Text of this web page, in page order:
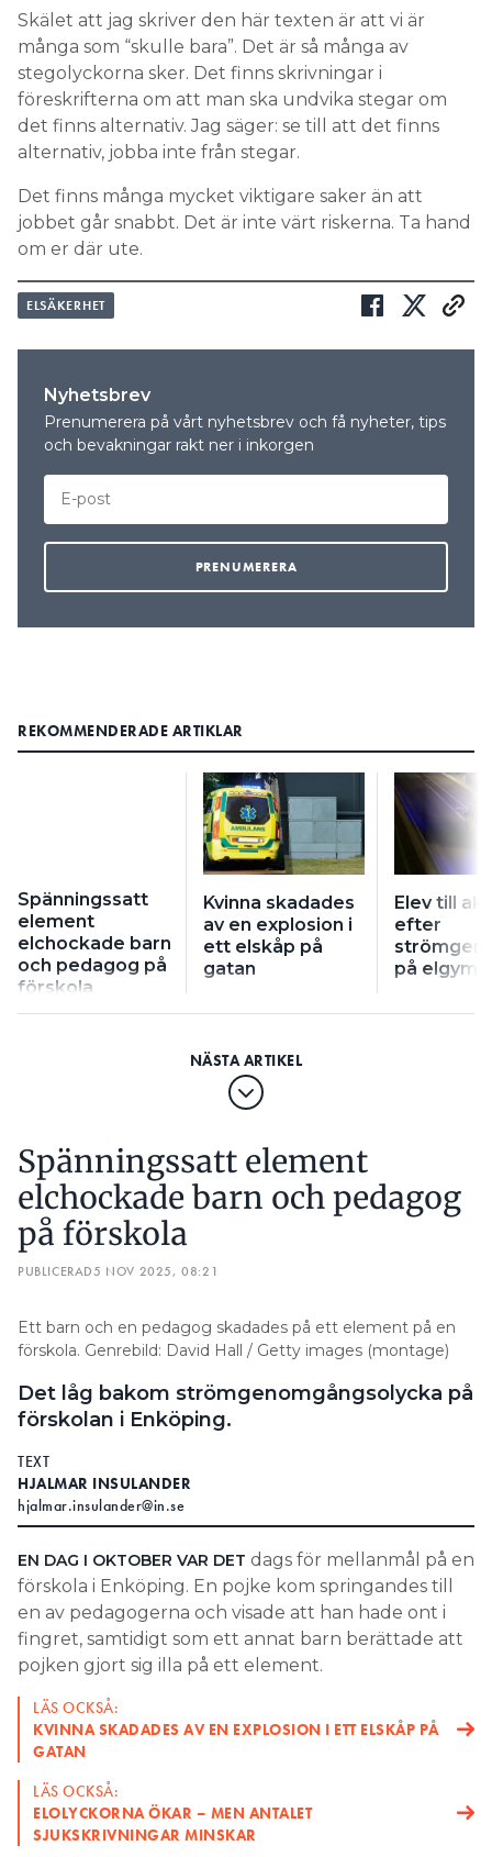
Skälet att jag skriver den här texten är att vi är
många som “skulle bara”. Det är så många av
stegolyckorna sker. Det finns skrivningar i
föreskrifterna om att man ska undvika stegar om
det finns alternativ. Jag säger: se till att det finns
alternativ, jobba inte från stegar.
Det finns många mycket viktigare saker än att
jobbet går snabbt. Det är inte värt riskerna. Ta hand
om er där ute.
ELSÄKERHET
Nyhetsbrev
Prenumerera på vårt nyhetsbrev och få nyheter, tips
och bevakningar rakt ner i inkorgen
REKOMMENDERADE ARTIKLAR
Spänningssatt
element
elchockade barn
och pedagog på
förskola
Kvinna skadades
av en explosion i
ett elskåp på
gatan
Elev till
efter
på
Spänningssatt element
elchockade barn och pedagog
på förskola
PUBLICERAD5 NOV 2025, 08:21
Ett barn och en pedagog skadades på ett element på en
förskola. Genrebild: David Hall / Getty images (montage)
Det låg bakom strömgenomgångsolycka på
förskolan i Enköping.
TEXT
HJALMAR INSULANDER
hjalmar.insulander@in.se
EN DAG I OKTOBER VAR DET dags för mellanmål på en
förskola i Enköping. En pojke kom springandes till
en av pedagogerna och visade att han hade ont i
fingret, samtidigt som ett annat barn berättade att
pojken gjort sig illa på ett element.
LÄS OCKSÅ:
KVINNA SKADADES AV EN EXPLOSION I ETT ELSKÅP PÅ
GATAN
LÄS OCKSÅ:
ELOLYCKORNA ÖKAR – MEN ANTALET
SJUKSKRIVNINGAR MINSKAR